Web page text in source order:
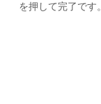
を押して完了です。